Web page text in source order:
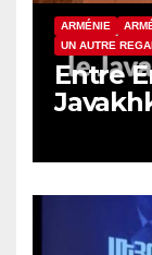
ARMÉNIE
UN AUTRE
Entre